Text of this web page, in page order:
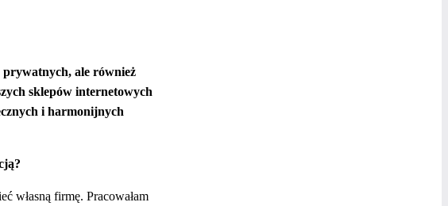
ale również
sklepów internetowych
i harmonijnych
własną firmę. Pracowałam